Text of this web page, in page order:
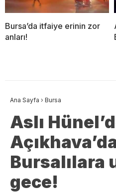
Bursa’da itfaiye erinin zor
anları!
Ana Sayfa › Bursa
Aslı
Bursalılara
gece!